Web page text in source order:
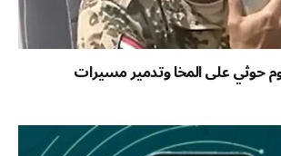
حوثي على المخا وتدمير مسيرات